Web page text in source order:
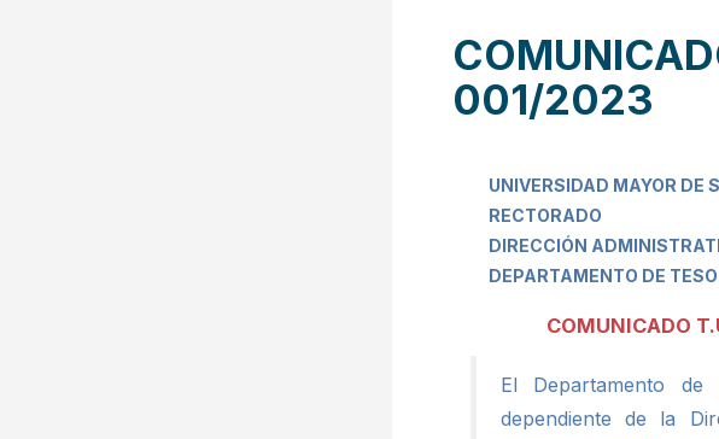
001/2023
UNIVERSIDAD MAYOR DE
RECTORADO
DIRECCIÓN
DEPARTAMENTO DE
COMUNICADO
El Departamento de
dependiente de la